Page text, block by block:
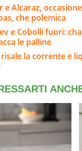
e Alcaraz,
che polemica
e Cobolli fuori:
le palline
la corrente e